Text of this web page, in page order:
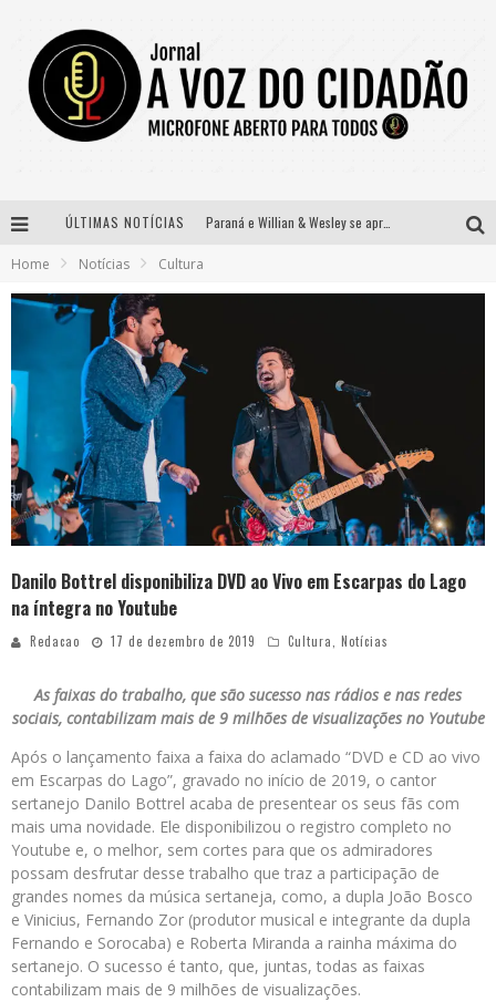
ÚLTIMAS NOTÍCIAS Paraná e Willian & Wesley se apresentam no Carretão Trevo Contagem nesta sexta-feira
Home Notícias Cultura
Danilo Bottrel disponibiliza DVD ao Vivo em Escarpas do Lago
na íntegra no Youtube
Redacao 17 de dezembro de 2019 Cultura, Notícias
As faixas do trabalho, que são sucesso nas rádios e nas redes
sociais, contabilizam mais de 9 milhões de visualizações no Youtube
Após o lançamento faixa a faixa do aclamado “DVD e CD ao vivo
em Escarpas do Lago”, gravado no início de 2019, o cantor
sertanejo Danilo Bottrel acaba de presentear os seus fãs com
mais uma novidade. Ele disponibilizou o registro completo no
Youtube e, o melhor, sem cortes para que os admiradores
possam desfrutar desse trabalho que traz a participação de
grandes nomes da música sertaneja, como, a dupla João Bosco
e Vinicius, Fernando Zor (produtor musical e integrante da dupla
Fernando e Sorocaba) e Roberta Miranda a rainha máxima do
sertanejo. O sucesso é tanto, que, juntas, todas as faixas
contabilizam mais de 9 milhões de visualizações.